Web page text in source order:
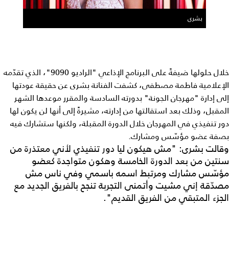
بشرى
خلال حلولها ضيفةً على البرنامج الإذاعي "الراديو 9090"، الذي تقدّمه
الإعلامية فاطمة مصطفى، كشفت الفنانة بشرى عن حقيقة عودتها
إلى إدارة "مهرجان الجونة" بدورته السادسة والمقرر موعدها الشهر
المقبل، وذلك بعد استقالتها من إدارته، مشيرةً إلى أنها لن يكون لها
دور تنفيذي في المهرجان خلال الدورة المقبلة، ولكنها ستشارك فيه
بصفة عضو مؤسّس ومشارك.
وقالت بشرى: "مش هيكون ليا دور تنفيذي لأني معتذرة من
سنتين من بعد الدورة الخامسة وهكون متواجدة كعضو
مؤسّس مشارك ومرتبط اسمه باسمي وفي ناس مش
مصدّقة إني مشيت وأتمنى التجربة تنجح بالفريق الجديد مع
الجزء المتبقي من الفريق القديم".